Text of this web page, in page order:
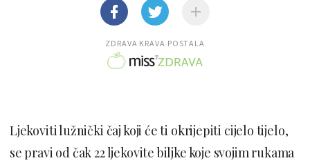
ZDRAVA KRAVA POSTALA
Ljekoviti lužnički čaj koji će ti okrijepiti cijelo tijelo,
se pravi od čak 22 ljekovite biljke koje svojim rukama